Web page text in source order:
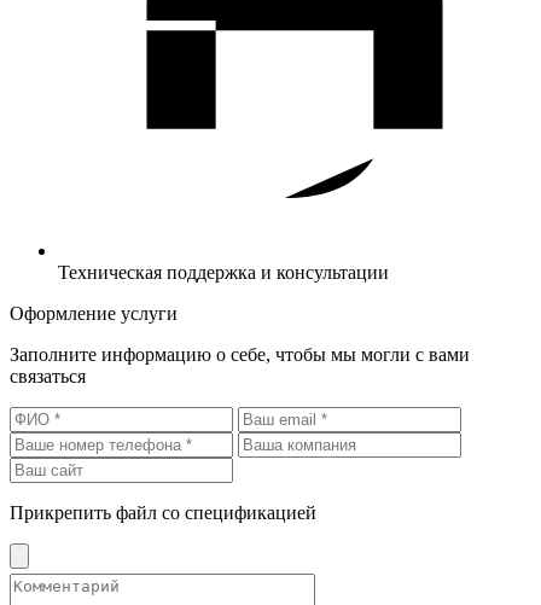
Техническая поддержка и консультации
Оформление услуги
Заполните информацию о себе, чтобы мы могли с вами
связаться
Прикрепить файл со спецификацией